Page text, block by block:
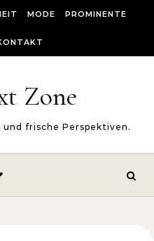
MODE PROMINENTE
Zone
frische Perspektiven.